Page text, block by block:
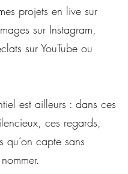
projets en live sur
sur Instagram,
sur YouTube ou
est ailleurs : dans ces
ces regards,
qu’on capte sans